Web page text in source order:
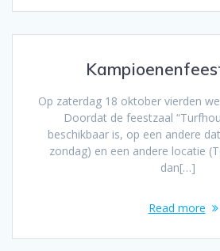
Op zaterdag 18 oktober vierden
Doordat de feestzaal
beschikbaar is, op een andere
zondag) en een andere locatie
dan[…]
Read more